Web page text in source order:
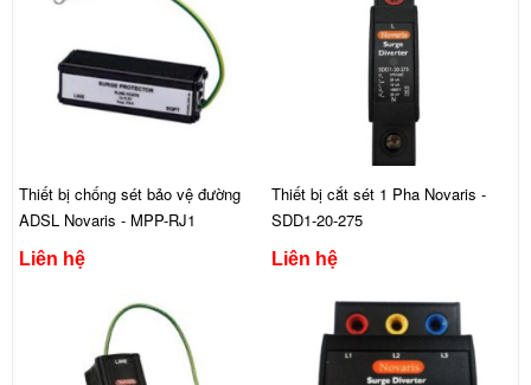
Thiết bị chống sét bảo vệ đường
ADSL Novaris - MPP-RJ1
Liên hệ
Thiết bị cắt sét 1 Pha Novaris -
SDD1-20-275
Liên hệ